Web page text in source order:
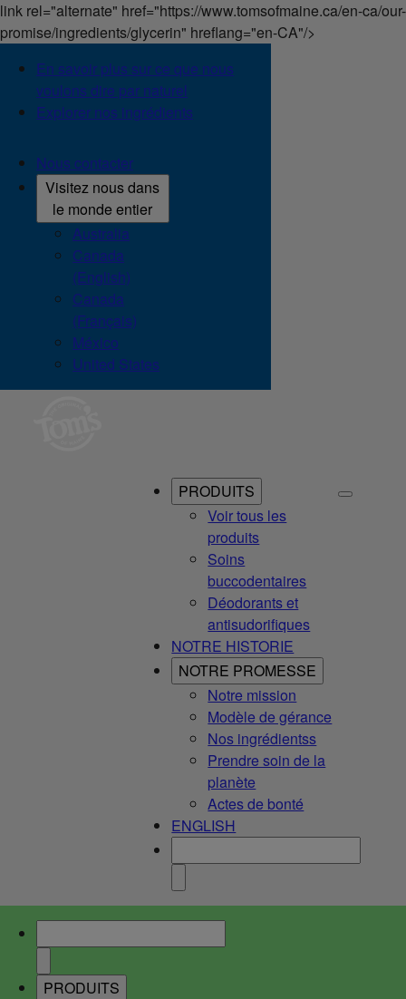
link rel="alternate" href="https://www.tomsofmaine.ca/en-ca/our-
promise/ingredients/glycerin" hreflang="en-CA"/>
En savoir plus sur ce que nous
voulons dire par naturel
Explorer nos ingrédients
Nous contacter
Visitez nous dans
le monde entier
Australia
Canada
(English)
Canada
(Français)
México
United States
PRODUITS
Voir tous les
produits
Soins
buccodentaires
Déodorants et
antisudorifiques
NOTRE HISTORIE
NOTRE PROMESSE
Notre mission
Modèle de gérance
Nos ingrédientss
Prendre soin de la
planète
Actes de bonté
ENGLISH
PRODUITS